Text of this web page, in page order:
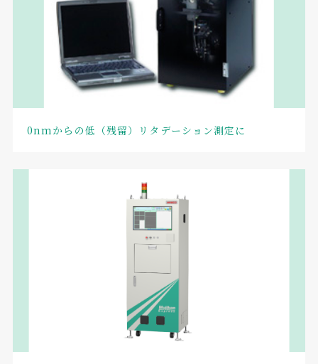
0nmからの低（残留）リタデーション測定に